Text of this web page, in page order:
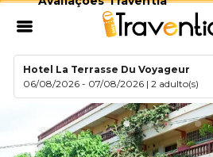
Hotel La Terrasse Du Voyageur
06/08/2026 - 07/08/2026 |2 adulto(s)